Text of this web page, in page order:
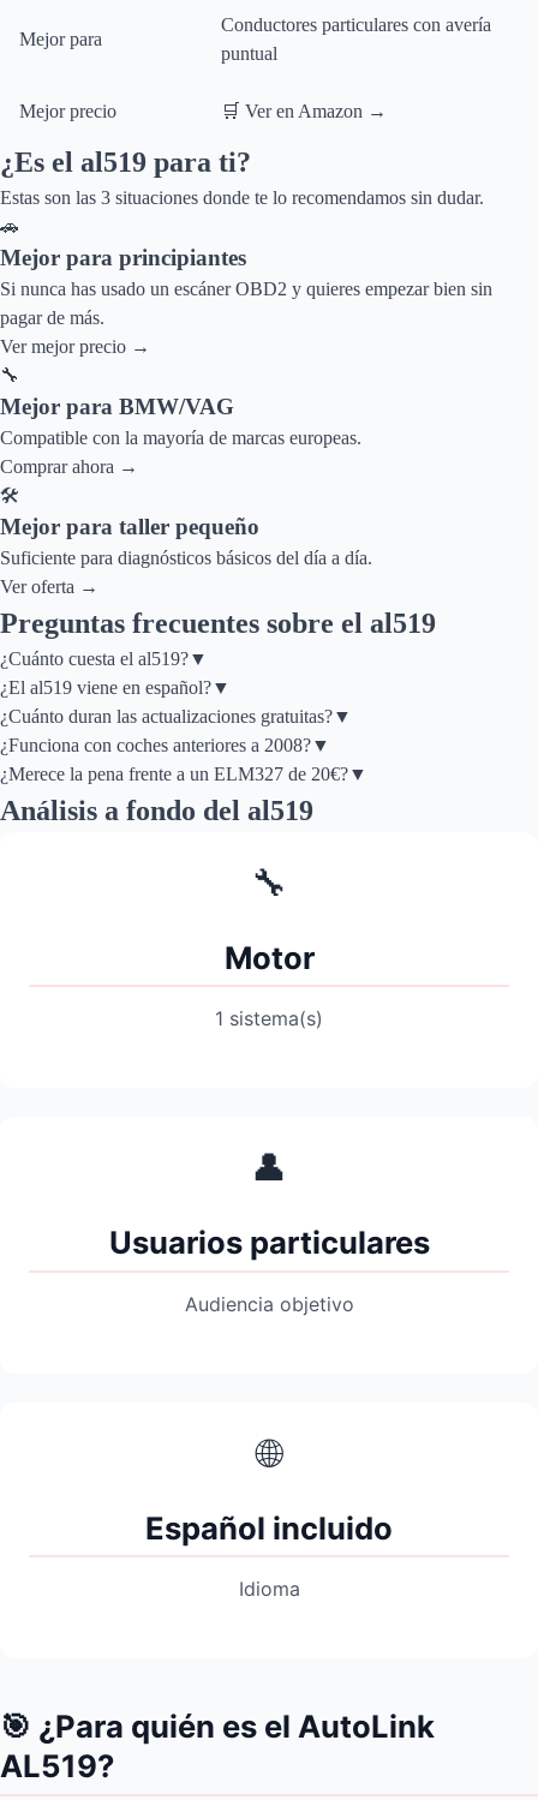
Mejor para
Conductores particulares con avería
puntual
Mejor precio 🛒 Ver en Amazon →
¿Es el al519 para ti?
Estas son las 3 situaciones donde te lo recomendamos sin dudar.
🚗
Mejor para principiantes
Si nunca has usado un escáner OBD2 y quieres empezar bien sin
pagar de más.
Ver mejor precio →
🔧
Mejor para BMW/VAG
Compatible con la mayoría de marcas europeas.
Comprar ahora →
🛠️
Mejor para taller pequeño
Suficiente para diagnósticos básicos del día a día.
Ver oferta →
Preguntas frecuentes sobre el al519
¿Cuánto cuesta el al519?▼
¿El al519 viene en español?▼
¿Cuánto duran las actualizaciones gratuitas?▼
¿Funciona con coches anteriores a 2008?▼
¿Merece la pena frente a un ELM327 de 20€?▼
Análisis a fondo del al519
🔧
Motor
1 sistema(s)
👤
Usuarios particulares
Audiencia objetivo
🌐
Español incluido
Idioma
🎯 ¿Para quién es el AutoLink
AL519?